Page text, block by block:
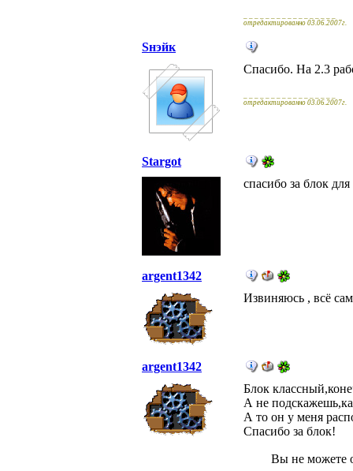
отредактированно 03.06.2007г.
Sнэйк
Спасибо. На 2.3
отредактированно 03.06.2007г.
Stargot
спасибо за блок для
argent1342
Извиняюсь , всё
argent1342
Блок
А не
А то он у меня
Спасибо за блок!
Вы не можете